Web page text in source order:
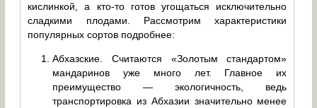
кислинкой, а кто-то готов угощаться исключительно
сладкими плодами. Рассмотрим характеристики
популярных сортов подробнее:
Абхазские. Считаются «Золотым стандартом»
мандаринов уже много лет. Главное их
преимущество — экологичность, ведь
транспортировка из Абхазии значительно менее